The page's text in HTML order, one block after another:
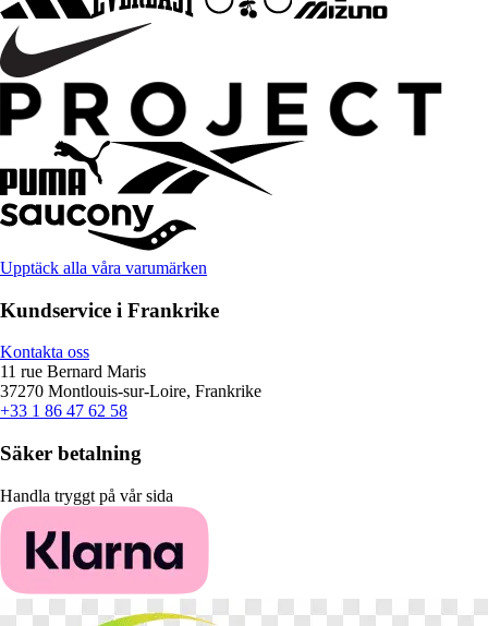
Upptäck alla våra varumärken
Kundservice i Frankrike
Kontakta oss
11 rue Bernard Maris
37270 Montlouis-sur-Loire, Frankrike
+33 1 86 47 62 58
Säker betalning
Handla tryggt på vår sida